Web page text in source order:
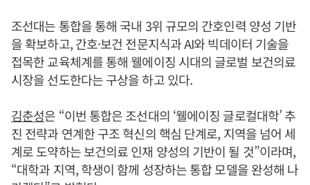
조선대는 통합을 통해 국내 3위 규모의 간호인력 양성 기반
을 확보하고, 간호·보건 전문지식과 AI와 빅데이터 기술을
접목한 교육체계를 통해 웰에이징 시대의 글로벌 보건의료
시장을 선도한다는 구상을 하고 있다.
김춘성은 “이번 통합은 조선대의 ‘웰에이징 글로컬대학’ 추
진 전략과 연계한 구조 혁신의 핵심 단계로, 지역을 넘어 세
계로 도약하는 보건의료 인재 양성의 기반이 될 것”이라며,
“대학과 지역, 학생이 함께 성장하는 통합 모델을 완성해 나